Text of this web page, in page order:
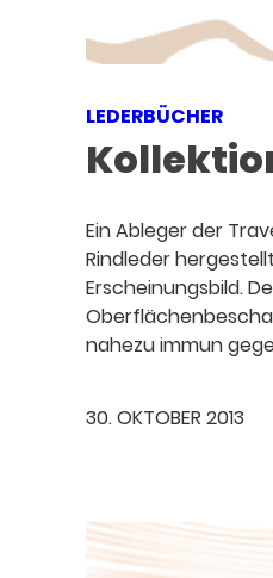
LEDERBÜCHER
Ein Ableger der
Rindleder
Erscheinungsbild.
nahezu immun
30. OKTOBER 2013